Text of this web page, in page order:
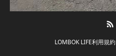
LOMBOK LIFE利用規約